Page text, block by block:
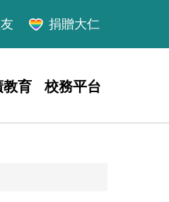
捐贈大仁
教育 校務平台